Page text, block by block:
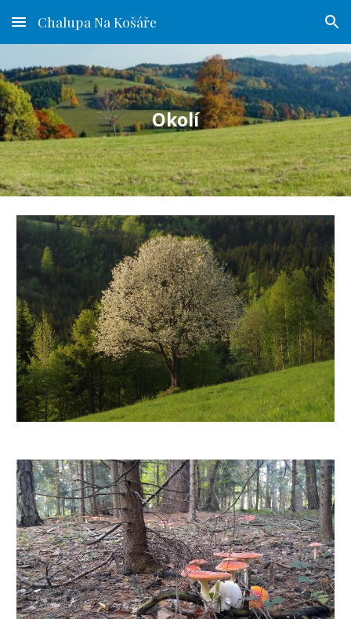
Skip to main content Skip to navigation
Chalupa Na Košáře
Okolí